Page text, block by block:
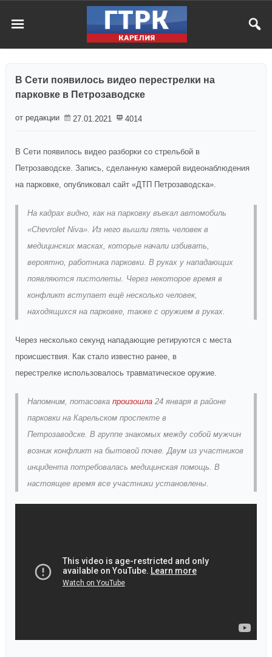
В Сети появилось видео перестрелки на
парковке в Петрозаводске
от редакции 27.01.2021 4014
В Сети появилось видео разборки со стрельбой в
Петрозаводске. Запись, сделанную камерой видеонаблюдения
на парковке, опубликовал сайт «ДТП Петрозаводска».
На кадрах видно, как на парковку въехал автомобиль
«Chevrolet Niva». Из него вышли пять человек в
медицинских масках, которые начали избивать,
вероятно, работника парковки. В руках у нападающих
появляются пистолеты. Через некоторое время в
конфликт вступает ещё несколько человек,
находящихся на парковке, также с оружием в руках.
Через несколько секунд нападающие ретируются с места
происшествия. Как стало известно ранее, в
перестрелке использовалось травматическое оружие.
Напомним, потасовка произошла 24 января в районе
парковки на Карельском проспекте в
Петрозаводске. В группе знакомых между собой мужчин
возник конфликт на бытовой почве. Двум из участников
инцидента потребовалась медицинская помощь. В
настоящее время все участники установлены.